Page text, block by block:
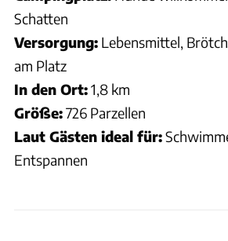
Schatten
Versorgung: Lebensmittel,
am Platz
In den Ort:1,8 km
Größe:726 Parzellen
Laut Gästen ideal für:
Entspannen